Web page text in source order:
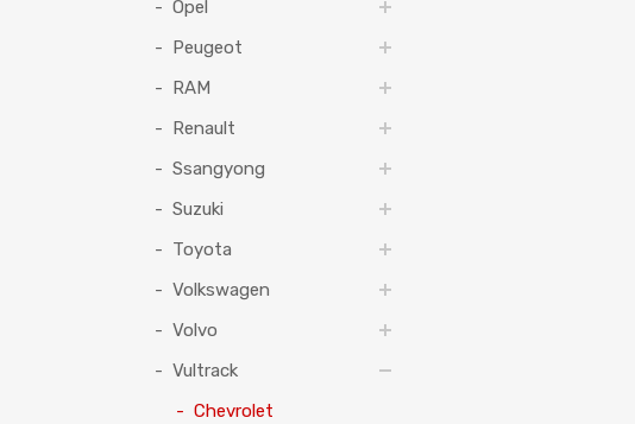
Opel
Peugeot
RAM
Renault
Ssangyong
Suzuki
Toyota
Volkswagen
Volvo
Vultrack
Chevrolet